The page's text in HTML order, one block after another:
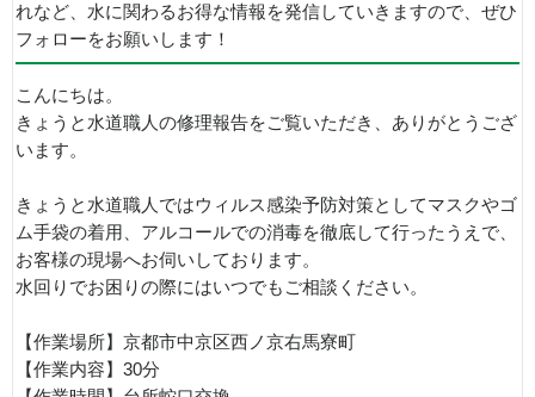
れなど、水に関わるお得な情報を発信していきますので、ぜひ
フォローをお願いします！
こんにちは。
きょうと水道職人の修理報告をご覧いただき、ありがとうござ
います。
きょうと水道職人ではウィルス感染予防対策としてマスクやゴ
ム手袋の着用、アルコールでの消毒を徹底して行ったうえで、
お客様の現場へお伺いしております。
水回りでお困りの際にはいつでもご相談ください。
【作業場所】京都市中京区西ノ京右馬寮町
【作業内容】30分